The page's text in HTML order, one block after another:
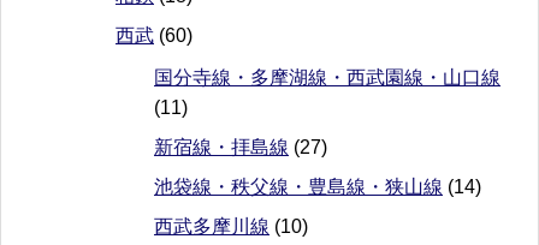
西武 (60)
国分寺線・多摩湖線・西武園線・山口線
(11)
新宿線・拝島線 (27)
池袋線・秩父線・豊島線・狭山線 (14)
西武多摩川線 (10)